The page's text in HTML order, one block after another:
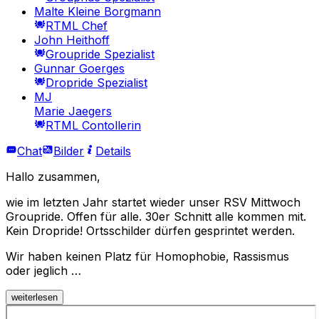
Malte Kleine Borgmann
RTML Chef
John Heithoff
Groupride Spezialist
Gunnar Goerges
Dropride Spezialist
MJ
Marie Jaegers
RTML Contollerin
Chat
Bilder
Details
Hallo zusammen,
wie im letzten Jahr startet wieder unser RSV Mittwoch
Groupride. Offen für alle. 30er Schnitt alle kommen mit.
Kein Dropride! Ortsschilder dürfen gesprintet werden.
Wir haben keinen Platz für Homophobie, Rassismus
oder jeglich …
weiterlesen